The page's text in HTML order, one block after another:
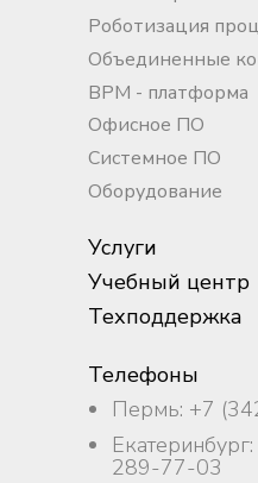
из языков;
телефонией
понимание
протокола
опыт CI/CD;
умение
проблемы,
неполадок.
выручке
График:
18:00, Пт -
день до
в Сб, Вс и в
графика
Услуги
Роботизация
Объединенные
BPM - платформа
Офисное ПО
Системное ПО
Оборудование
Техподдержка
Учебный центр
Телефоны
Пермь: +7
289-77-03